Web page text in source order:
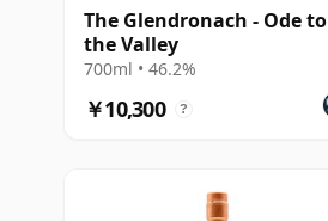
The Glendronach - Ode to
the Valley
700ml • 46.2%
￥10,300 ?